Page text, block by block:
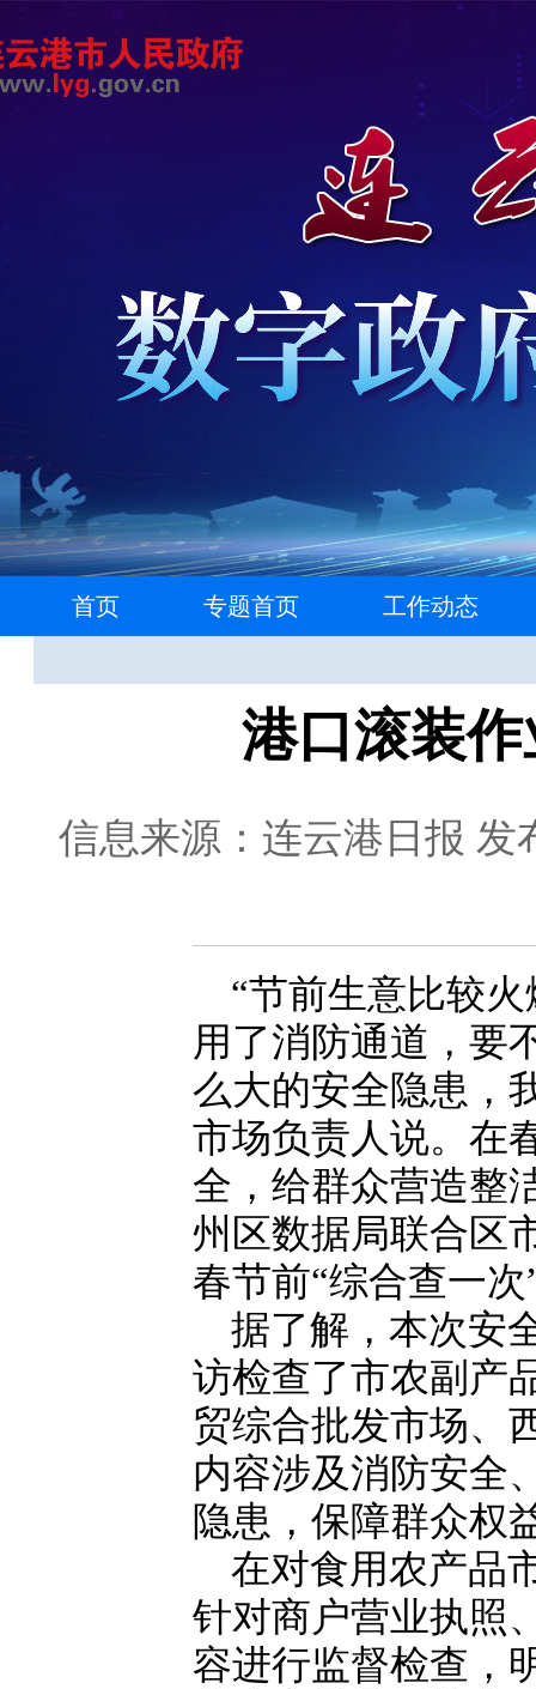
首页 专题首页 工作动态
港口滚装
信息来源：连云港日报 发
“节前生意比较
用了消防通道，要
么大的安全隐患，
市场负责人说。在
全，给群众营造整
州区数据局联合区
春节前“综合查一
据了解，本次安
访检查了市农副产
贸综合批发市场、
内容涉及消防安全
隐患，保障群众权
在对食用农产品
针对商户营业执照
容进行监督检查，